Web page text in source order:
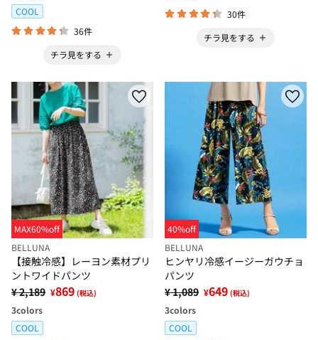
COOL
36件
チラ見をする
30件
チラ見をする
MAX60%off
BELLUNA
【接触冷感】レーヨン素材プリ
ントワイドパンツ
¥ 2,189 ¥869 (税込)
3colors
COOL
40%off
BELLUNA
ヒンヤリ冷感イージーガウチョ
パンツ
¥ 1,089 ¥649 (税込)
3colors
COOL